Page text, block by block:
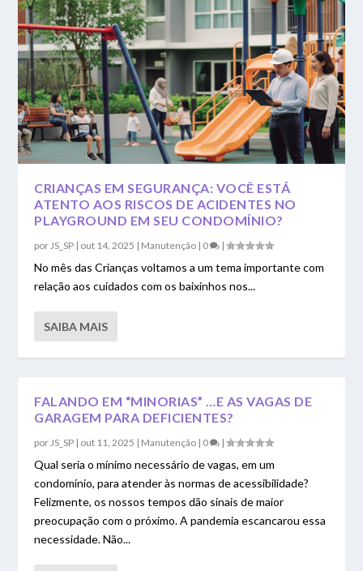
CRIANÇAS EM SEGURANÇA: VOCÊ ESTÁ
ATENTO AOS RISCOS DE ACIDENTES NO
PLAYGROUND EM SEU CONDOMÍNIO?
por JS_SP | out 14, 2025 | Manutenção | 0 |
No mês das Crianças voltamos a um tema importante com
relação aos cuidados com os baixinhos nos...
SAIBA MAIS
FALANDO EM “MINORIAS” …E AS VAGAS DE
GARAGEM PARA DEFICIENTES?
por JS_SP | out 11, 2025 | Manutenção | 0 |
Qual seria o mínimo necessário de vagas, em um
condomínio, para atender às normas de acessibilidade?
Felizmente, os nossos tempos dão sinais de maior
preocupação com o próximo. A pandemia escancarou essa
necessidade. Não...